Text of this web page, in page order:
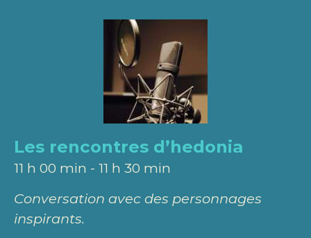
Les rencontres d’hedonia
11 h 00 min - 11 h 30 min
Conversation avec des personnages
inspirants.